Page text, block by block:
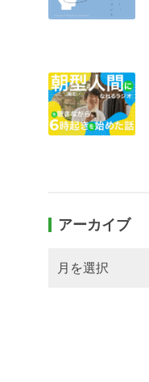
アーカイブ